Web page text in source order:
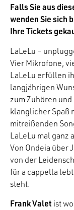
Falls Sie aus
wenden Sie sich
Ihre Tickets
LaLeLu –
Vier Mikrofone,
LaLeLu erfüllen
langjährigen
zum Zuhören
klanglicher Spaß
mitreißenden
LaLeLu mal ganz
Von Ondeia über
von der
für a cappella
steht.
Frank Valet ist